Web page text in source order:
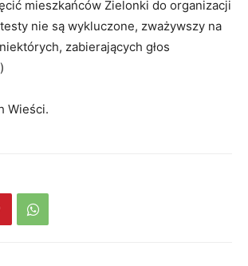
mieszkańców Zielonki do organizacji
nie są wykluczone, zważywszy na
zabierających głos
Wieści.